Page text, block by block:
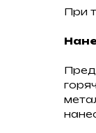
При